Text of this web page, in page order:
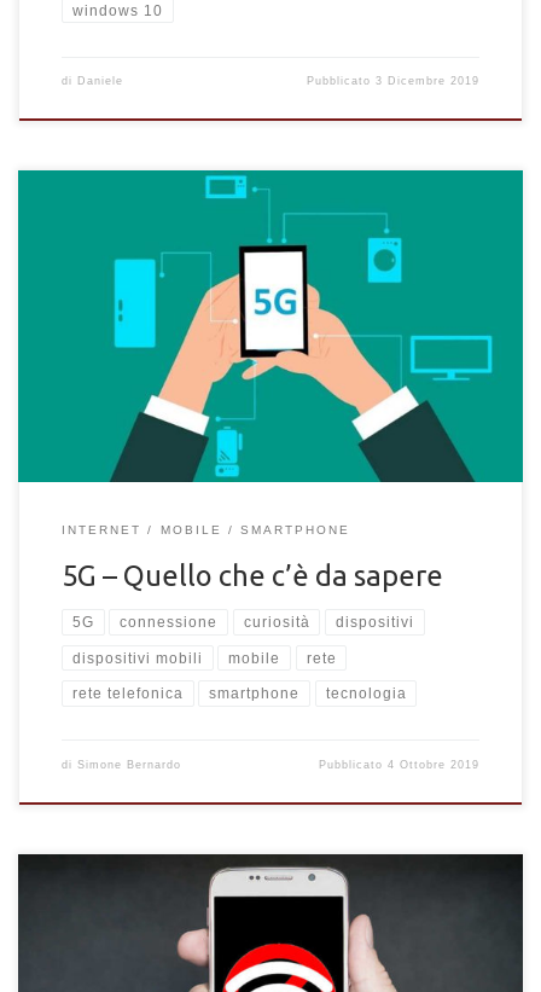
windows 10
di Daniele Pubblicato3 Dicembre 2019
Tutto quello che c'è da sapere sulla nuova rete dati mobile 5G.
Gli aspetti che caratterizzano il 5G con i relativi vantaggi e
svantaggi della nuova tecnologia.
INTERNET MOBILE SMARTPHONE
5G – Quello che c’è da sapere
5G connessione curiosità dispositivi
dispositivi mobili mobile rete
rete telefonica smartphone tecnologia
di Simone Bernardo Pubblicato4 Ottobre 2019
Scopri come amplificare e aumentare il raggio della copertura